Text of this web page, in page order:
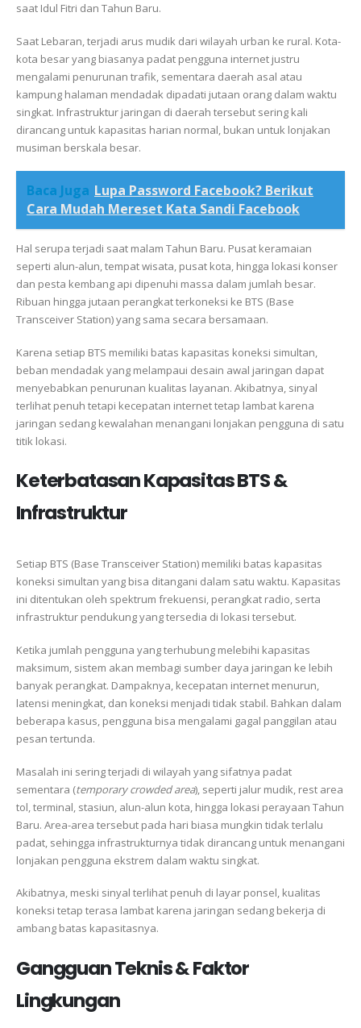
saat Idul Fitri dan Tahun Baru.
Saat Lebaran, terjadi arus mudik dari wilayah urban ke rural. Kota-
kota besar yang biasanya padat pengguna internet justru
mengalami penurunan trafik, sementara daerah asal atau
kampung halaman mendadak dipadati jutaan orang dalam waktu
singkat. Infrastruktur jaringan di daerah tersebut sering kali
dirancang untuk kapasitas harian normal, bukan untuk lonjakan
musiman berskala besar.
Baca Juga Lupa Password Facebook? Berikut
Cara Mudah Mereset Kata Sandi Facebook
Hal serupa terjadi saat malam Tahun Baru. Pusat keramaian
seperti alun-alun, tempat wisata, pusat kota, hingga lokasi konser
dan pesta kembang api dipenuhi massa dalam jumlah besar.
Ribuan hingga jutaan perangkat terkoneksi ke BTS (Base
Transceiver Station) yang sama secara bersamaan.
Karena setiap BTS memiliki batas kapasitas koneksi simultan,
beban mendadak yang melampaui desain awal jaringan dapat
menyebabkan penurunan kualitas layanan. Akibatnya, sinyal
terlihat penuh tetapi kecepatan internet tetap lambat karena
jaringan sedang kewalahan menangani lonjakan pengguna di satu
titik lokasi.
Keterbatasan Kapasitas BTS &
Infrastruktur
Setiap BTS (Base Transceiver Station) memiliki batas kapasitas
koneksi simultan yang bisa ditangani dalam satu waktu. Kapasitas
ini ditentukan oleh spektrum frekuensi, perangkat radio, serta
infrastruktur pendukung yang tersedia di lokasi tersebut.
Ketika jumlah pengguna yang terhubung melebihi kapasitas
maksimum, sistem akan membagi sumber daya jaringan ke lebih
banyak perangkat. Dampaknya, kecepatan internet menurun,
latensi meningkat, dan koneksi menjadi tidak stabil. Bahkan dalam
beberapa kasus, pengguna bisa mengalami gagal panggilan atau
pesan tertunda.
Masalah ini sering terjadi di wilayah yang sifatnya padat
sementara (temporary crowded area), seperti jalur mudik, rest area
tol, terminal, stasiun, alun-alun kota, hingga lokasi perayaan Tahun
Baru. Area-area tersebut pada hari biasa mungkin tidak terlalu
padat, sehingga infrastrukturnya tidak dirancang untuk menangani
lonjakan pengguna ekstrem dalam waktu singkat.
Akibatnya, meski sinyal terlihat penuh di layar ponsel, kualitas
koneksi tetap terasa lambat karena jaringan sedang bekerja di
ambang batas kapasitasnya.
Gangguan Teknis & Faktor
Lingkungan